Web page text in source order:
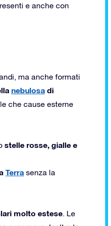
e anche con
ma anche formati
nebulosa di
che cause esterne
stelle rosse, gialle e
Terra senza la
molto estese. Le